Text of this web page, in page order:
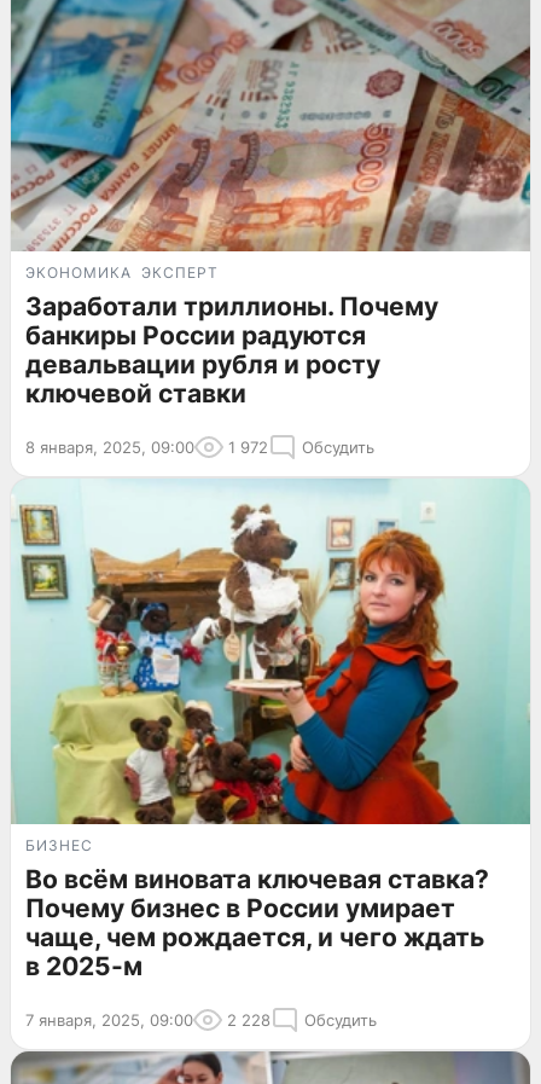
ЭКОНОМИКА ЭКСПЕРТ
Заработали триллионы. Почему
банкиры России радуются
девальвации рубля и росту
ключевой ставки
8 января, 2025, 09:00 1 972 Обсудить
БИЗНЕС
Во всём виновата ключевая ставка?
Почему бизнес в России умирает
чаще, чем рождается, и чего ждать
в 2025-м
7 января, 2025, 09:00 2 228 Обсудить